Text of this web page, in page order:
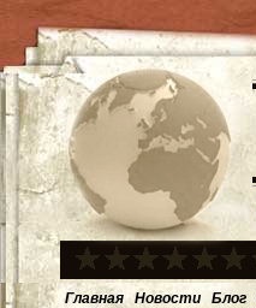
Главная Новости Блог